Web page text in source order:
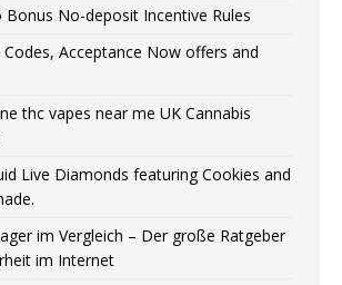
Bonus No-deposit Incentive Rules
Codes, Acceptance Now offers and
thc vapes near me UK Сannabis
Live Diamonds featuring Cookies and
im Vergleich – Der große Ratgeber
im Internet